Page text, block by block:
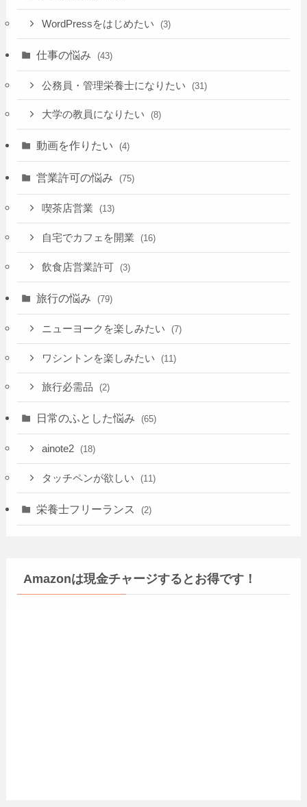
WordPressをはじめたい (3)
仕事の悩み (43)
公務員・管理栄養士になりたい (31)
大学の教員になりたい (8)
動画を作りたい (4)
営業許可の悩み (75)
喫茶店営業 (13)
自宅でカフェを開業 (16)
飲食店営業許可 (3)
旅行の悩み (79)
ニューヨークを楽しみたい (7)
ワシントンを楽しみたい (11)
旅行必需品 (2)
日常のふとした悩み (65)
ainote2 (18)
タッチペンが欲しい (11)
栄養士フリーランス (2)
Amazonは現金チャージするとお得です！